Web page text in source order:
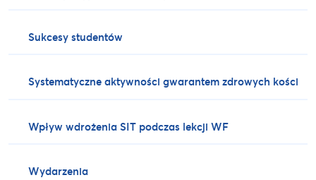
Sukcesy studentów
Systematyczne aktywności gwarantem zdrowych kości
Wpływ wdrożenia SIT podczas lekcji WF
Wydarzenia